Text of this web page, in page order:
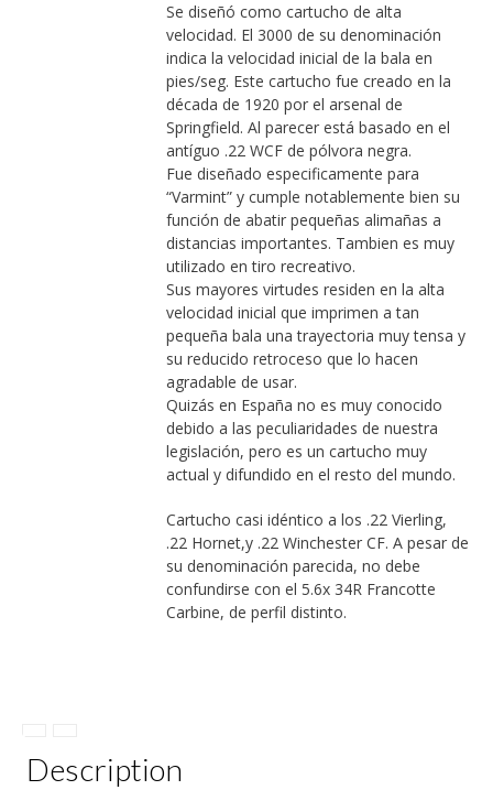
Se diseñó como cartucho de alta
velocidad. El 3000 de su denominación
indica la velocidad inicial de la bala en
pies/seg. Este cartucho fue creado en la
década de 1920 por el arsenal de
Springfield. Al parecer está basado en el
antíguo .22 WCF de pólvora negra.
Fue diseñado especificamente para
“Varmint” y cumple notablemente bien su
función de abatir pequeñas alimañas a
distancias importantes. Tambien es muy
utilizado en tiro recreativo.
Sus mayores virtudes residen en la alta
velocidad inicial que imprimen a tan
pequeña bala una trayectoria muy tensa y
su reducido retroceso que lo hacen
agradable de usar.
Quizás en España no es muy conocido
debido a las peculiaridades de nuestra
legislación, pero es un cartucho muy
actual y difundido en el resto del mundo.
Cartucho casi idéntico a los .22 Vierling,
.22 Hornet,y .22 Winchester CF. A pesar de
su denominación parecida, no debe
confundirse con el 5.6x 34R Francotte
Carbine, de perfil distinto.
Description